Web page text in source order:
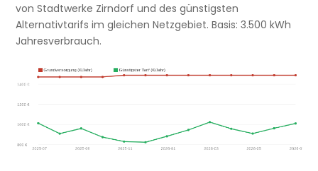
von Stadtwerke Zirndorf und des günstigsten
Alternativtarifs im gleichen Netzgebiet. Basis: 3.500 kWh
Jahresverbrauch.